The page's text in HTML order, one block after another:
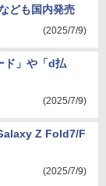
ども国内発売
(2025/7/9)
」や「d払
(2025/7/9)
Z Fold7/F
(2025/7/9)